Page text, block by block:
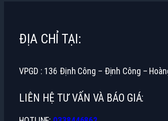
ĐỊA CHỈ TẠI:
VPGD : 136 Định Công – Định Công –
LIÊN HỆ TƯ VẤN VÀ BÁO GIÁ: